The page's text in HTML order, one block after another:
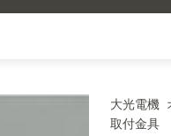
大光電機
取付金具